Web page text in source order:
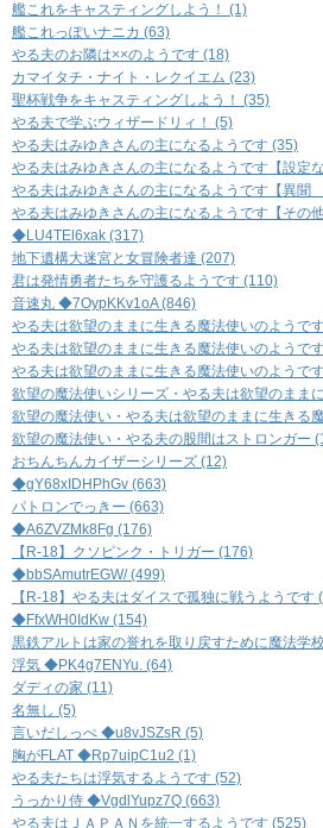
艦これをキャスティングしよう！ (1)
艦これっぽいナニカ (63)
やる夫のお隣は××のようです (18)
カマイタチ・ナイト・レクイエム (23)
聖杯戦争をキャスティングしよう！ (35)
やる夫で学ぶウィザードリィ！ (5)
やる夫はみゆきさんの主になるようです (35)
やる夫はみゆきさんの主になるようです【設定な
やる夫はみゆきさんの主になるようです【異聞
やる夫はみゆきさんの主になるようです【その
◆LU4TEl6xak (317)
地下遺構大迷宮と女冒険者達 (207)
君は発情勇者たちを守護るようです (110)
音速丸 ◆7OypKKv1oA (846)
やる夫は欲望のままに生きる魔法使いのようで
やる夫は欲望のままに生きる魔法使いのようで
やる夫は欲望のままに生きる魔法使いのようで
欲望の魔法使いシリーズ・やる夫は欲望のまま
欲望の魔法使い・やる夫は欲望のままに生きる
欲望の魔法使い・やる夫の股間はストロンガー
おちんちんカイザーシリーズ (12)
◆gY68xIDHPhGv (663)
パトロンでっきー (663)
◆A6ZVZMk8Fg (176)
【R-18】クソピンク・トリガー (176)
◆bbSAmutrEGW/ (499)
【R-18】やる夫はダイスで孤独に戦うようです
◆FfxWH0IdKw (154)
黒鉄アルトは家の誉れを取り戻すために魔法学
浮気 ◆PK4g7ENYu. (64)
ダディの家 (11)
名無し (5)
言いだしっぺ ◆u8vJSZsR (5)
胸がFLAT ◆Rp7uipC1u2 (1)
やる夫たちは浮気するようです (52)
うっかり侍 ◆VgdlYupz7Q (663)
やる夫はＪＡＰＡＮを統一するようです (525)